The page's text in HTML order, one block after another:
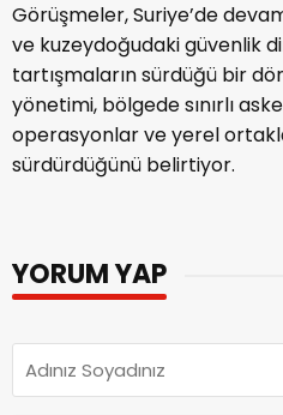
Görüşmeler, Suriye’de
ve kuzeydoğudaki güvenlik
tartışmaların sürdüğü bir
yönetimi, bölgede sınırlı
operasyonlar ve yerel
sürdürdüğünü belirtiyor.
YORUM YAP